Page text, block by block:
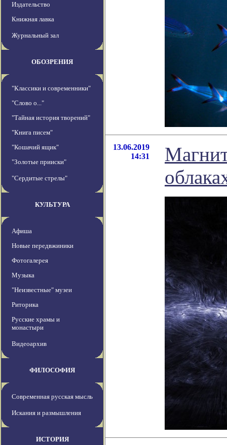
Издательство
Книжная лавка
Журнальный зал
ОБОЗРЕНИЯ
"Классики и современники"
"Слово о..."
"Тайная история творений"
"Книга писем"
"Кошачий ящик"
"Золотые прииски"
"Сердитые стрелы"
КУЛЬТУРА
Афиша
Новые передвжиники
Фотогалерея
Музыка
"Неизвестные" музеи
Риторика
Русские храмы и
монастыри
Видеоархив
ФИЛОСОФИЯ
Современная русская мысль
Искания и размышления
ИСТОРИЯ
13.06.2019
14:31